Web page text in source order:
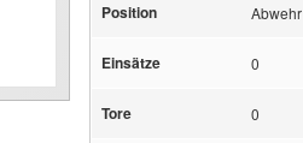
Position Abwehr
Einsätze 0
Tore 0